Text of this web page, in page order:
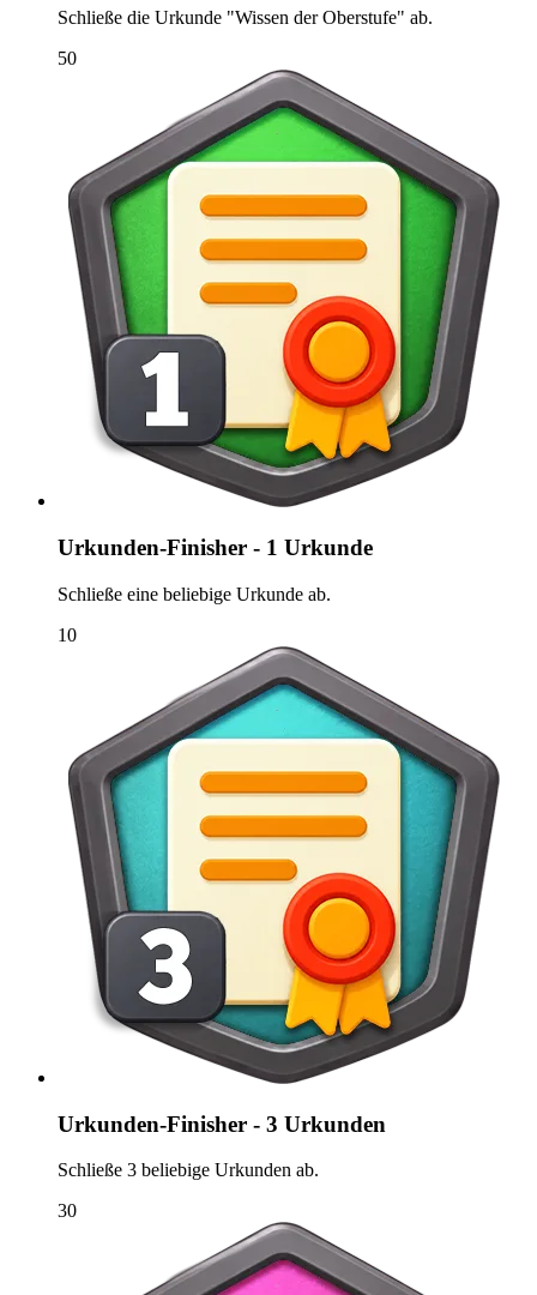
Schließe die Urkunde "Wissen der Oberstufe" ab.
50
Urkunden-Finisher - 1 Urkunde
Schließe eine beliebige Urkunde ab.
10
Urkunden-Finisher - 3 Urkunden
Schließe 3 beliebige Urkunden ab.
30